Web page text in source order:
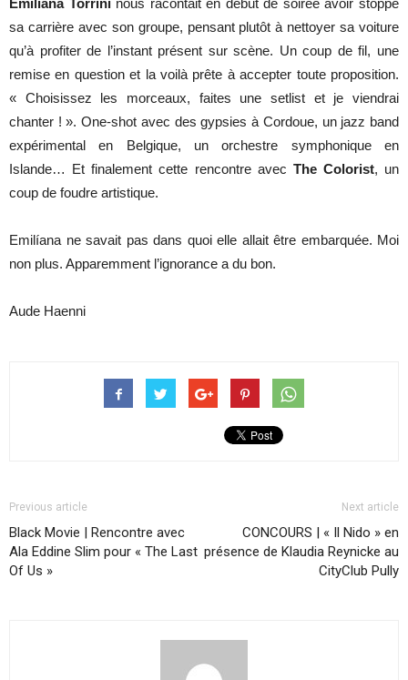
sa carrière avec son groupe, pensant plutôt à nettoyer sa voiture
qu’à profiter de l’instant présent sur scène. Un coup de fil, une
remise en question et la voilà prête à accepter toute proposition.
« Choisissez les morceaux, faites une setlist et je viendrai
chanter ! ». One-shot avec des gypsies à Cordoue, un jazz band
expérimental en Belgique, un orchestre symphonique en
Islande… Et finalement cette rencontre avec The Colorist, un
coup de foudre artistique.
Emilíana ne savait pas dans quoi elle allait être embarquée. Moi
non plus. Apparemment l’ignorance a du bon.
Aude Haenni
Previous article
Black Movie | Rencontre avec
Ala Eddine Slim pour « The Last
Of Us »
Next article
CONCOURS | « Il Nido » en
présence de Klaudia Reynicke au
CityClub Pully